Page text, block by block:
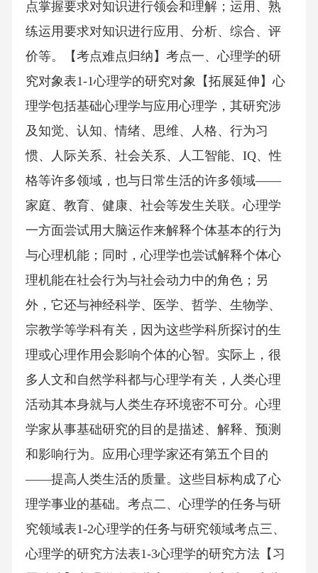
点掌握要求对知识进行领会和理解；运用、熟
练运用要求对知识进行应用、分析、综合、评
价等。【考点难点归纳】考点一、心理学的研
究对象表1-1心理学的研究对象【拓展延伸】心
理学包括基础心理学与应用心理学，其研究涉
及知觉、认知、情绪、思维、人格、行为习
惯、人际关系、社会关系、人工智能、IQ、性
格等许多领域，也与日常生活的许多领域——
家庭、教育、健康、社会等发生关联。心理学
一方面尝试用大脑运作来解释个体基本的行为
与心理机能；同时，心理学也尝试解释个体心
理机能在社会行为与社会动力中的角色；另
外，它还与神经科学、医学、哲学、生物学、
宗教学等学科有关，因为这些学科所探讨的生
理或心理作用会影响个体的心智。实际上，很
多人文和自然学科都与心理学有关，人类心理
活动其本身就与人类生存环境密不可分。心理
学家从事基础研究的目的是描述、解释、预测
和影响行为。应用心理学家还有第五个目的
——提高人类生活的质量。这些目标构成了心
理学事业的基础。考点二、心理学的任务与研
究领域表1-2心理学的任务与研究领域考点三、
心理学的研究方法表1-3心理学的研究方法【习